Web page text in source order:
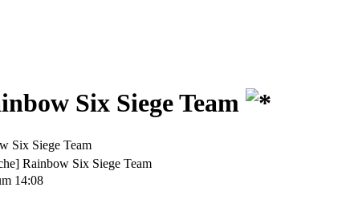
Six Siege Team
Six Siege Team
Rainbow Six Siege Team
14:08